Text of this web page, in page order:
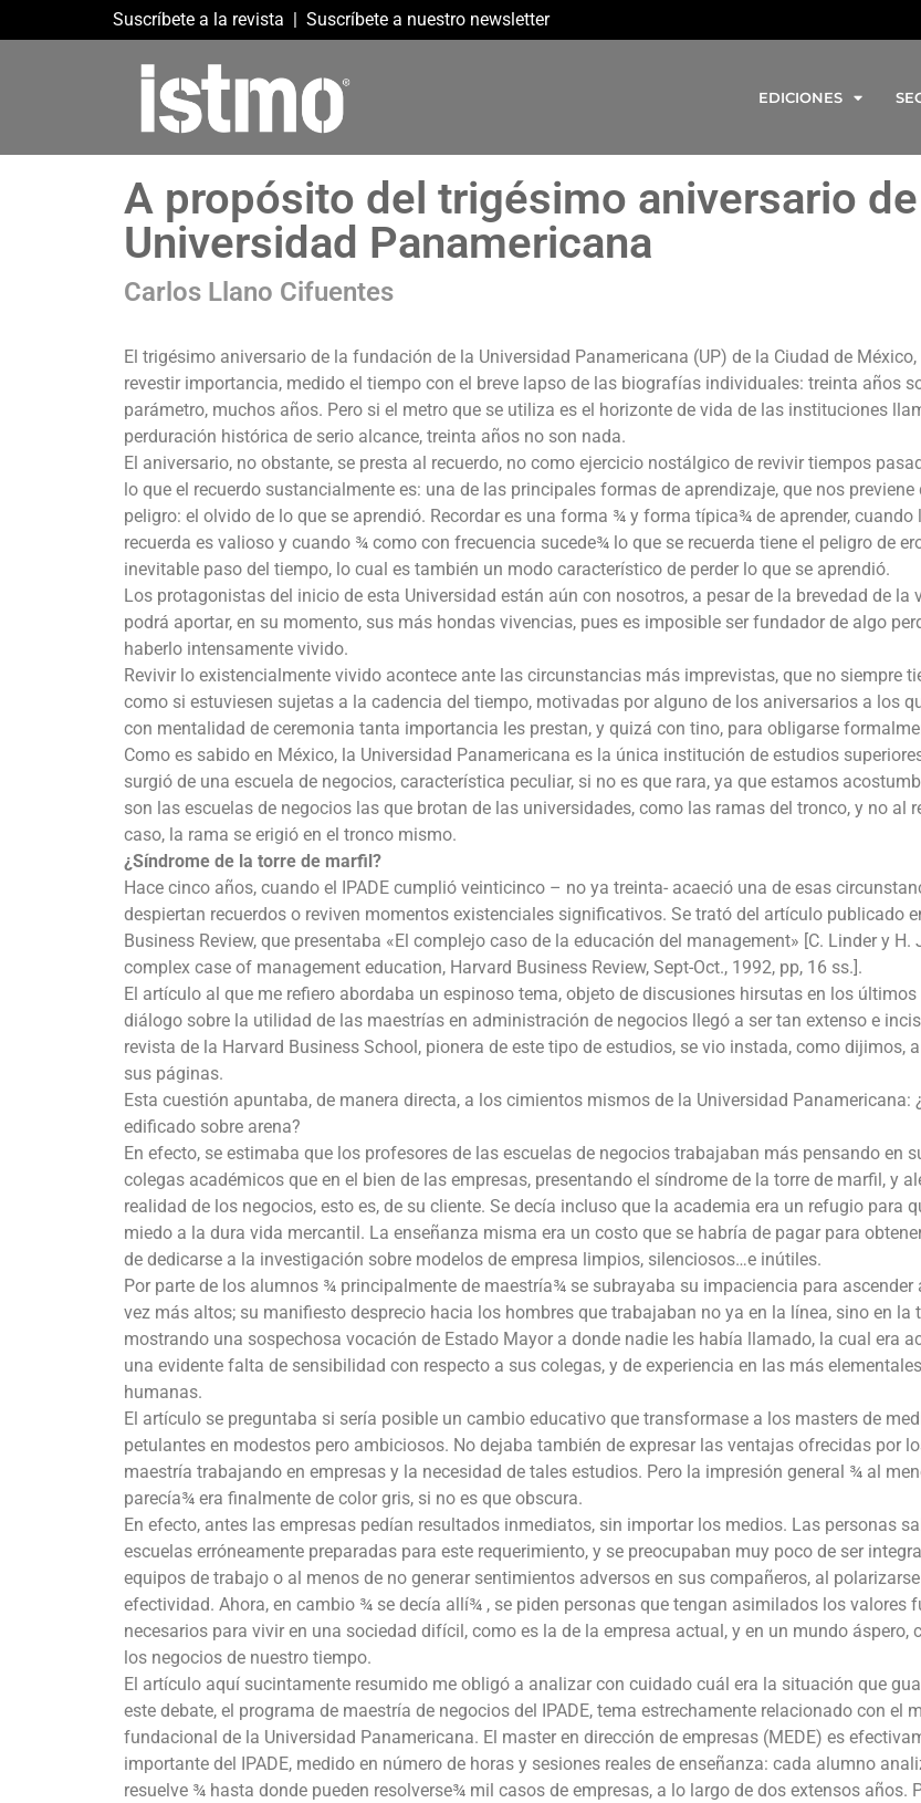
Suscríbete a la revista | Suscríbete a nuestro newsletter
EDICIONES
A propósito del trigésimo aniversario
Universidad Panamericana
Carlos Llano Cifuentes
El trigésimo aniversario de la fundación de la Universidad Panamericana (UP) de la Ciudad de
revestir importancia, medido el tiempo con el breve lapso de las biografías individuales: treinta años
parámetro, muchos años. Pero si el metro que se utiliza es el horizonte de vida de las instituciones
perduración histórica de serio alcance, treinta años no son nada.
El aniversario, no obstante, se presta al recuerdo, no como ejercicio nostálgico de revivir tiempos
lo que el recuerdo sustancialmente es: una de las principales formas de aprendizaje, que nos previene
peligro: el olvido de lo que se aprendió. Recordar es una forma ¾ y forma típica¾ de aprender, cuando
recuerda es valioso y cuando ¾ como con frecuencia sucede¾ lo que se recuerda tiene el peligro de
inevitable paso del tiempo, lo cual es también un modo característico de perder lo que se aprendió.
Los protagonistas del inicio de esta Universidad están aún con nosotros, a pesar de la brevedad de la
podrá aportar, en su momento, sus más hondas vivencias, pues es imposible ser fundador de algo
haberlo intensamente vivido.
Revivir lo existencialmente vivido acontece ante las circunstancias más imprevistas, que no siempre
como si estuviesen sujetas a la cadencia del tiempo, motivadas por alguno de los aniversarios a los
con mentalidad de ceremonia tanta importancia les prestan, y quizá con tino, para obligarse
Como es sabido en México, la Universidad Panamericana es la única institución de estudios
surgió de una escuela de negocios, característica peculiar, si no es que rara, ya que estamos
son las escuelas de negocios las que brotan de las universidades, como las ramas del tronco, y no al
caso, la rama se erigió en el tronco mismo.
¿Síndrome de la torre de marfil?
Hace cinco años, cuando el IPADE cumplió veinticinco – no ya treinta- acaeció una de esas
despiertan recuerdos o reviven momentos existenciales significativos. Se trató del artículo publicado
Business Review, que presentaba «El complejo caso de la educación del management» [C. Linder y
complex case of management education, Harvard Business Review, Sept-Oct., 1992, pp, 16 ss.].
El artículo al que me refiero abordaba un espinoso tema, objeto de discusiones hirsutas en los últimos
diálogo sobre la utilidad de las maestrías en administración de negocios llegó a ser tan extenso e
revista de la Harvard Business School, pionera de este tipo de estudios, se vio instada, como dijimos,
sus páginas.
Esta cuestión apuntaba, de manera directa, a los cimientos mismos de la Universidad Panamericana:
edificado sobre arena?
En efecto, se estimaba que los profesores de las escuelas de negocios trabajaban más pensando en
colegas académicos que en el bien de las empresas, presentando el síndrome de la torre de marfil, y
realidad de los negocios, esto es, de su cliente. Se decía incluso que la academia era un refugio para
miedo a la dura vida mercantil. La enseñanza misma era un costo que se habría de pagar para
de dedicarse a la investigación sobre modelos de empresa limpios, silenciosos…e inútiles.
Por parte de los alumnos ¾ principalmente de maestría¾ se subrayaba su impaciencia para ascender
vez más altos; su manifiesto desprecio hacia los hombres que trabajaban no ya en la línea, sino en la
mostrando una sospechosa vocación de Estado Mayor a donde nadie les había llamado, la cual era
una evidente falta de sensibilidad con respecto a sus colegas, y de experiencia en las más
humanas.
El artículo se preguntaba si sería posible un cambio educativo que transformase a los masters de
petulantes en modestos pero ambiciosos. No dejaba también de expresar las ventajas ofrecidas por
maestría trabajando en empresas y la necesidad de tales estudios. Pero la impresión general ¾ al
parecía¾ era finalmente de color gris, si no es que obscura.
En efecto, antes las empresas pedían resultados inmediatos, sin importar los medios. Las personas
escuelas erróneamente preparadas para este requerimiento, y se preocupaban muy poco de ser
equipos de trabajo o al menos de no generar sentimientos adversos en sus compañeros, al
efectividad. Ahora, en cambio ¾ se decía allí¾ , se piden personas que tengan asimilados los valores
necesarios para vivir en una sociedad difícil, como es la de la empresa actual, y en un mundo áspero,
los negocios de nuestro tiempo.
El artículo aquí sucintamente resumido me obligó a analizar con cuidado cuál era la situación que
este debate, el programa de maestría de negocios del IPADE, tema estrechamente relacionado con el
fundacional de la Universidad Panamericana. El master en dirección de empresas (MEDE) es
importante del IPADE, medido en número de horas y sesiones reales de enseñanza: cada alumno
resuelve ¾ hasta donde pueden resolverse¾ mil casos de empresas, a lo largo de dos extensos años.